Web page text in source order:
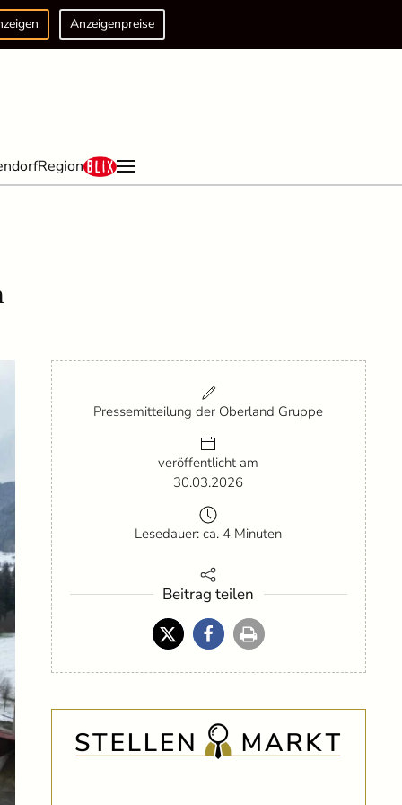
Anzeigenpreise
Region
Pressemitteilung der Oberland Gruppe
veröffentlicht am
30.03.2026
Lesedauer: ca. 4 Minuten
Beitrag teilen